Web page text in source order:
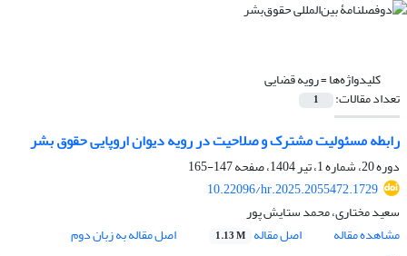
کلیدواژه‌ها =رویه قضایی
تعداد مقالات: 1
رابطه مسئولیت مشترک و صلاحیت در رویه دیوان اروپایی حقوق بشر
دوره 20، شماره 1، تیر 1404، صفحه
147-165
10.22096/hr.2025.2055472.1729
سعید مختاری، محمد ستایش پور
مشاهده مقاله
اصل مقاله 1.13 M اصل مقاله به زبان دوم